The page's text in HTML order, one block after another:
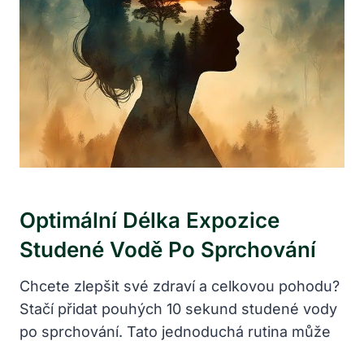
Optimální Délka Expozice
Studené Vodě Po Sprchování
Chcete zlepšit své zdraví a celkovou pohodu?
Stačí přidat pouhých 10 sekund studené vody
po sprchování. Tato jednoduchá rutina může